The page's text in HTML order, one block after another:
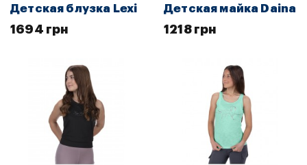
Детская блузка Lexi
1694 грн
Детская майка Daina
1218 грн